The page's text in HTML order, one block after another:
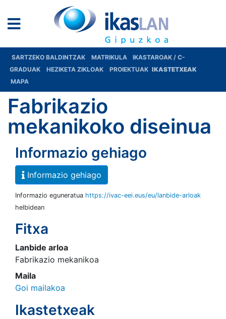
SARTZEKO BALDINTZAK MATRIKULA
IKASTAROAK / C-
GRADUAK
HEZIKETA ZIKLOAK PROIEKTUAK IKASTETXEAK
MAPA
Fabrikazio
mekanikoko diseinua
Informazio gehiago
Informazio gehiago
Informazio eguneratua https://ivac-eei.eus/eu/lanbide-arloak
helbidean
Fitxa
Lanbide arloa
Fabrikazio mekanikoa
Maila
Goi mailakoa
Ikastetxeak